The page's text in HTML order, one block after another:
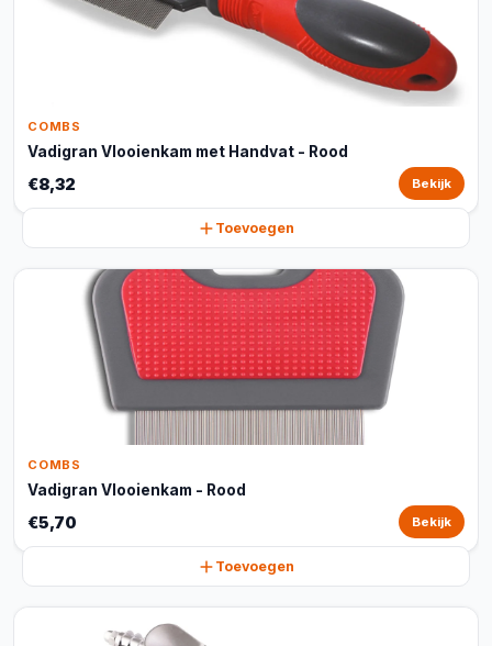
COMBS
Vadigran Vlooienkam met Handvat - Rood
€8,32 Bekijk
Toevoegen
COMBS
Vadigran Vlooienkam - Rood
€5,70 Bekijk
Toevoegen